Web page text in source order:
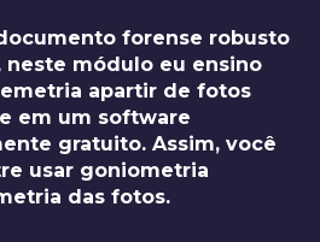
forense robusto
módulo eu ensino
apartir de fotos
em um software
gratuito. Assim, você
usar goniometria
das fotos.